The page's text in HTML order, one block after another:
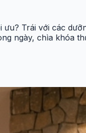
Trái với các
ngày, chìa khóa